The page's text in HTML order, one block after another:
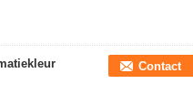
Contact